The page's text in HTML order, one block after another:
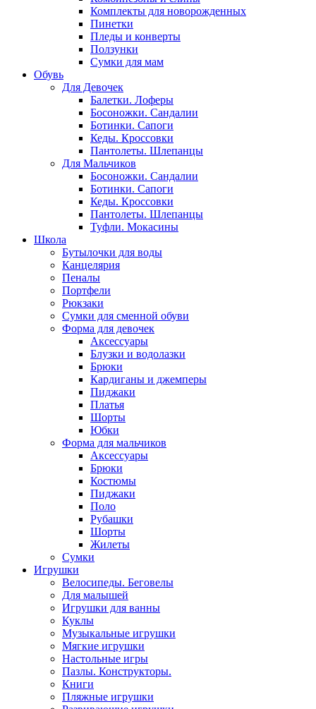
Комплекты для новорожденных
Пинетки
Пледы и конверты
Ползунки
Сумки для мам
Обувь
Для Девочек
Балетки. Лоферы
Босоножки. Сандалии
Ботинки. Сапоги
Кеды. Кроссовки
Пантолеты. Шлепанцы
Для Мальчиков
Босоножки. Сандалии
Ботинки. Сапоги
Кеды. Кроссовки
Пантолеты. Шлепанцы
Туфли. Мокасины
Школа
Бутылочки для воды
Канцелярия
Пеналы
Портфели
Рюкзаки
Сумки для сменной обуви
Форма для девочек
Аксессуары
Блузки и водолазки
Брюки
Кардиганы и джемперы
Пиджаки
Платья
Шорты
Юбки
Форма для мальчиков
Аксессуары
Брюки
Костюмы
Пиджаки
Поло
Рубашки
Шорты
Жилеты
Сумки
Игрушки
Велосипеды. Беговелы
Для малышей
Игрушки для ванны
Куклы
Музыкальные игрушки
Мягкие игрушки
Настольные игры
Пазлы. Конструкторы.
Книги
Пляжные игрушки